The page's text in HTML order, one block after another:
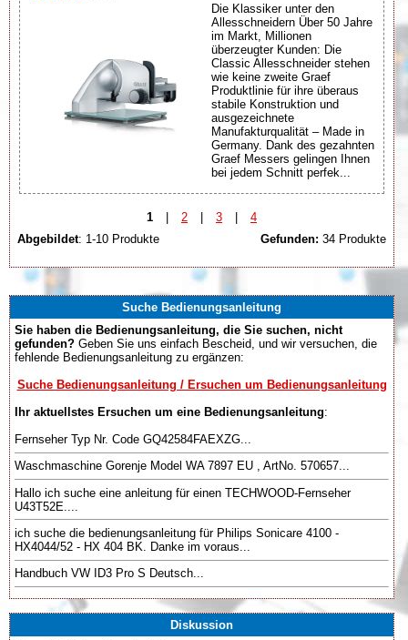
Die Klassiker unter den
Allesschneidern Über 50 Jahre
im Markt, Millionen
überzeugter Kunden: Die
Classic Allesschneider stehen
wie keine zweite Graef
Produktlinie für ihre überaus
stabile Konstruktion und
ausgezeichnete
Manufakturqualität – Made in
Germany. Dank des gezahnten
Graef Messers gelingen Ihnen
bei jedem Schnitt perfek...
1 | 2 | 3 |
4
Abgebildet: 1-10 Produkte Gefunden: 34 Produkte
Suche Bedienungsanleitung
Sie haben die Bedienungsanleitung, die Sie suchen, nicht
gefunden? Geben Sie uns einfach Bescheid, und wir versuchen, die
fehlende Bedienungsanleitung zu ergänzen:
Suche Bedienungsanleitung / Ersuchen um Bedienungsanleitung
Ihr aktuellstes Ersuchen um eine Bedienungsanleitung:
Fernseher Typ Nr. Code GQ42584FAEXZG...
Waschmaschine Gorenje Model WA 7897 EU , ArtNo. 570657...
Hallo ich suche eine anleitung für einen TECHWOOD-Fernseher
U43T52E....
ich suche die bedienungsanleitung für Philips Sonicare 4100 -
HX4044/52 - HX 404 BK. Danke im voraus...
Handbuch VW ID3 Pro S Deutsch...
Diskussion